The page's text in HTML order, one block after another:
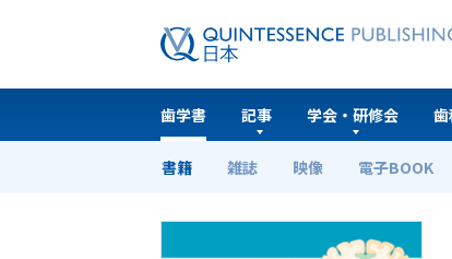
歯学書
書籍 雑誌 映像 電子BOOK
記事 学会・研修会
ホーム 歯学書 チェアサイド・介護で役立